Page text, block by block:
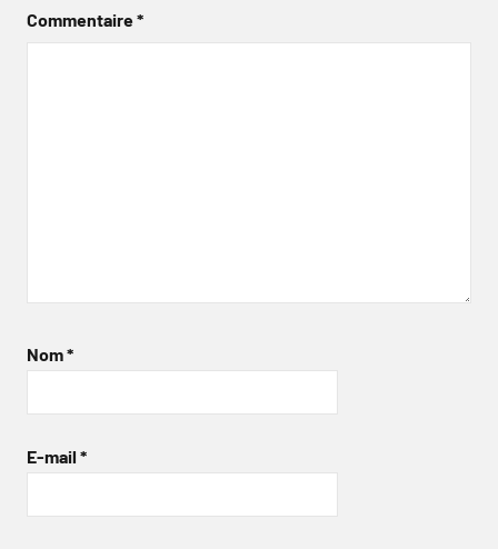
Commentaire*
Nom*
E-mail *